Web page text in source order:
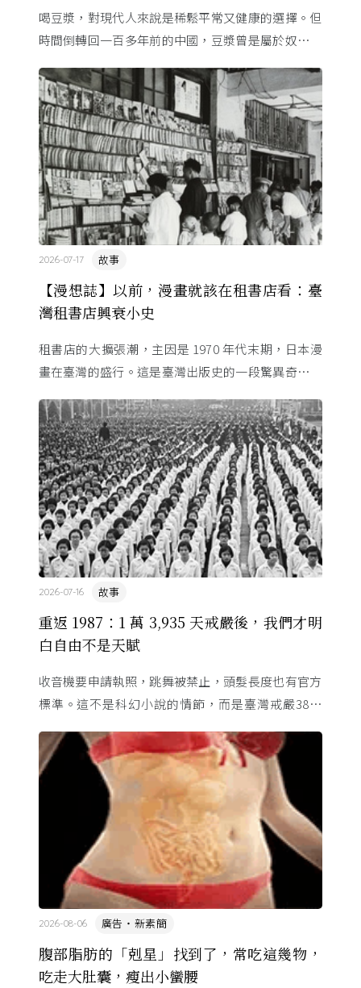
喝豆漿，對現代人來說是稀鬆平常又健康的選擇。但
時間倒轉回一百多年前的中國，豆漿曾是屬於奴僕、
識份子口中攸關「救 ...
【漫想誌】以前，漫畫就該在租書店看：臺
灣租書店興衰小史
故事
2026-07-17
租書店的大擴張潮，主因是 1970 年代末期，日本漫
畫在臺灣的盛行。這是臺灣出版史的一段驚異奇航。
的協定保護 ...
重返 1987：1 萬 3,935 天戒嚴後，我們才明
白自由不是天賦
故事
2026-07-16
收音機要申請執照，跳舞被禁止，頭髮長度也有官方
標準。這不是科幻小說的情節，而是臺灣戒嚴38年
嚴令，這段歷 ...
腹部脂肪的「剋星」找到了，常吃這幾物，
吃走大肚囊，瘦出小蠻腰
廣告・新素簡
2026-08-06